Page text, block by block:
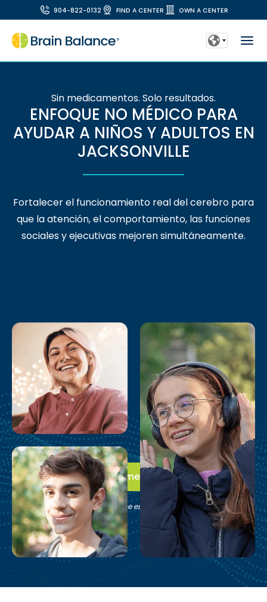
904-822-0132 FIND A CENTER OWN A CENTER
Sin medicamentos. Solo resultados.
ENFOQUE NO MÉDICO PARA
AYUDAR A NIÑOS Y ADULTOS EN
JACKSONVILLE
Fortalecer el funcionamiento real del cerebro para
que la atención, el comportamiento, las funciones
sociales y ejecutivas mejoren simultáneamente.
Da el primer paso
Comprueba si Brain Balance es adecuado para tu familia.